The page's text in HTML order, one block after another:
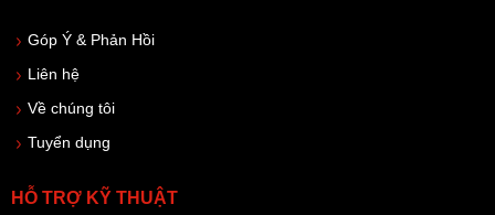
Góp Ý & Phản Hồi
Liên hệ
Về chúng tôi
Tuyển dụng
HỖ TRỢ KỸ THUẬT